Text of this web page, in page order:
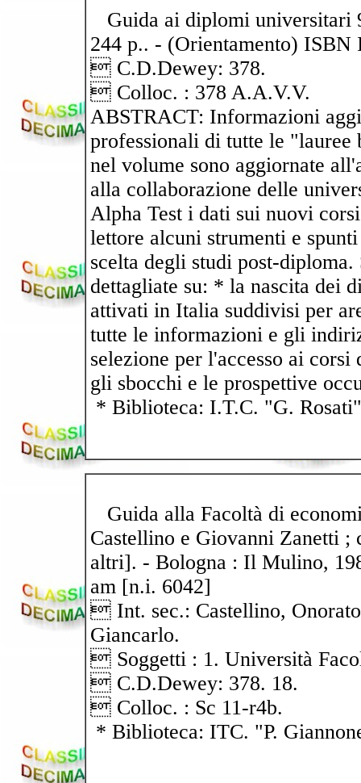
Guida ai diplomi universitari
244 p.. - (Orientamento) ISBN
 C.D.Dewey: 378.
 Colloc. : 378 A.A.V.V.
ABSTRACT: Informazioni
professionali di tutte le
nel volume sono aggiornate
alla collaborazione delle
Alpha Test i dati sui nuovi
lettore alcuni strumenti e
scelta degli studi post-
dettagliate su: * la nascita dei
attivati in Italia suddivisi per
tutte le informazioni e gli
selezione per l'accesso ai
gli sbocchi e le prospettive
* Biblioteca: I.T.C. "G. Rosati"
Guida alla Facoltà di
Castellino e Giovanni Zanetti
altri]. - Bologna : Il Mulino,
am [n.i. 6042]
 Int. sec.: Castellino,
Giancarlo.
 Soggetti : 1. Università
 C.D.Dewey: 378. 18.
 Colloc. : Sc 11-r4b.
* Biblioteca: ITC. "P.